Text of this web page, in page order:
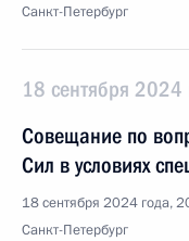
Санкт-Петербург
18 сентября 2024
Совещание по
Сил в условиях
18 сентября 2024 года,
Санкт-Петербург